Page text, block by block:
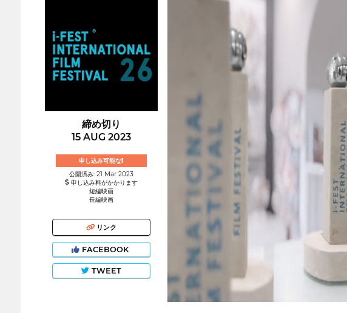
締め切り
15 AUG 2023
申し込み可能な!
公開済み: 21 Mar 2023
申し込み料がかかります
短編映画
長編映画
リンク
FACEBOOK
TWEET